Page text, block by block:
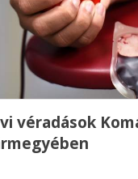
véradások